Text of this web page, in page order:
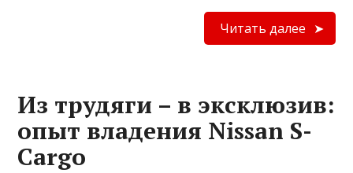
Читать далее
Из трудяги – в эксклюзив:
опыт владения Nissan S-
Cargo